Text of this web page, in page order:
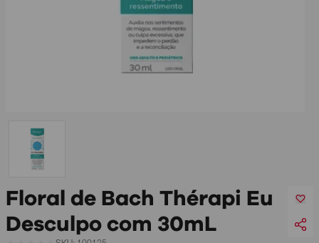
Floral de Bach Thérapi Eu
Desculpo com 30mL